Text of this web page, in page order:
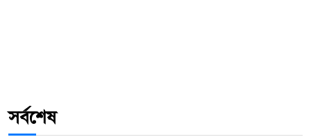
সর্বশেষ